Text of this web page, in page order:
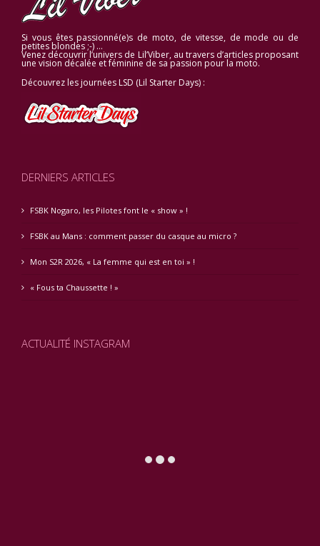
Si vous êtes passionné(e)s de moto, de vitesse, de mode ou de
petites blondes ;-) …
Venez découvrir l’univers de Lil’Viber, au travers d’articles proposant
une vision décalée et féminine de sa passion pour la moto.
Découvrez les journées LSD (Lil Starter Days) :
DERNIERS ARTICLES
FSBK Nogaro, les Pilotes font le « show » !
FSBK au Mans : comment passer du casque au micro ?
Mon S2R 2026, « La femme qui est en toi » !
« Fous ta Chaussette ! »
ACTUALITÉ INSTAGRAM